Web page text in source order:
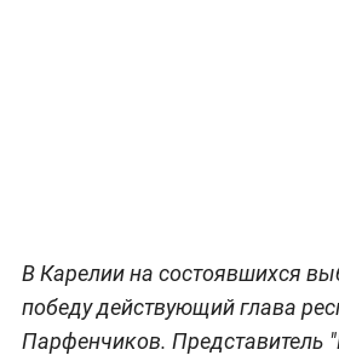
В Карелии на состоявшихся
победу действующий глава
Парфенчиков. Представитель